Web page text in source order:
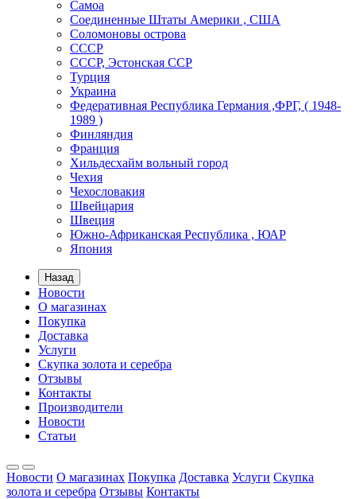
Самоа
Соединенные Штаты Америки , США
Соломоновы острова
СССР
СССР, Эстонская ССР
Турция
Украина
Федеративная Республика Германия ,ФРГ, ( 1948-
1989 )
Финляндия
Франция
Хильдесхайм вольный город
Чехия
Чехословакия
Швейцария
Швеция
Южно-Африканская Республика , ЮАР
Япония
Назад
Новости
О магазинах
Покупка
Доставка
Услуги
Скупка золота и серебра
Отзывы
Контакты
Производители
Новости
Статьи
Новости О магазинах Покупка Доставка Услуги Скупка
золота и серебра Отзывы Контакты